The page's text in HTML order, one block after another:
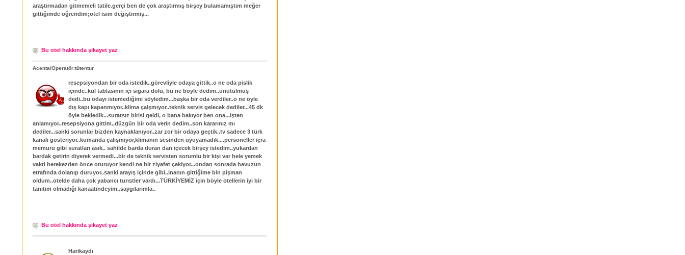
araştırmadan gitmemeli tatile.gerçi ben de çok araştırmış birşey bulamamıştım meğer
gittiğimde öğrendim;otel isim değiştirmiş...
Bu otel hakkında şikayet yaz
Acenta/Operatör:tütentur
resepsiyondan bir oda istedik..görevliyle odaya gittik..o ne oda pislik
içinde..kül tablasının içi sigara dolu, bu ne böyle dedim..unutulmuş
dedi..bu odayı istemediğimi söyledim...başka bir oda verdiler..o ne öyle
dış kapı kapanmıyor..klima çalşmıyor..teknik servis gelecek dediler...45 dk
öyle bekledik...suratsız birisi geldi, o bana bakıyor ben ona...işten
anlamıyor..resepsiyona gittim..düzgün bir oda verin dedim..son kararınız mı
dediler...sanki sorunlar bizden kaynaklanıyor..zar zor bir odaya geçtik..tv sadece 3 türk
kanalı gösteriyor..kumanda çalışmıyor,klimanın sesinden uyuyamadık....personeller içra
memuru gibi suratları asık.. sahilde barda duran dan içecek birşey istedim..yukardan
bardak getirin diyerek vermedi...bir de teknik servisten sorumlu bir kişi var hele yemek
vakti herekezden önce oturuyor kendi ne bir ziyafet çekiyor...ondan sonrada havuzun
etrafında dolanıp duruyor..sanki arayış içinde gibi..inanın gittiğime bin pişman
oldum..otelde daha çok yabancı turıstler vardı...TÜRKİYEMİZ için böyle otellerin iyi bir
tanıtım olmadığı kanaatindeyim..saygılarımla..
Bu otel hakkında şikayet yaz
Harikaydı